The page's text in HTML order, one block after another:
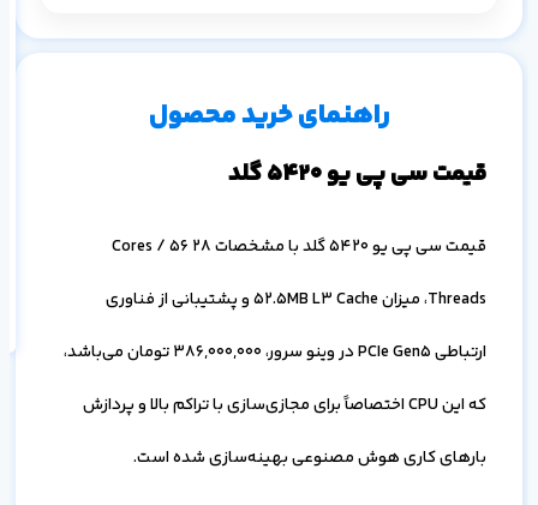
۳ ماه ۶ ماه
راهنمای خرید محصول
قیمت سی پی یو 5420 گلد
قیمت سی پی یو 5420 گلد با مشخصات 28 Cores / 56
Threads، میزان 52.5MB L3 Cache و پشتیبانی از فناوری
ارتباطی PCIe Gen5 در وینو سرور،
386,000,000تومان می‌باشد،
که این CPU اختصاصاً برای مجازی‌سازی با تراکم بالا و پردازش
بارهای کاری هوش مصنوعی بهینه‌سازی شده است.